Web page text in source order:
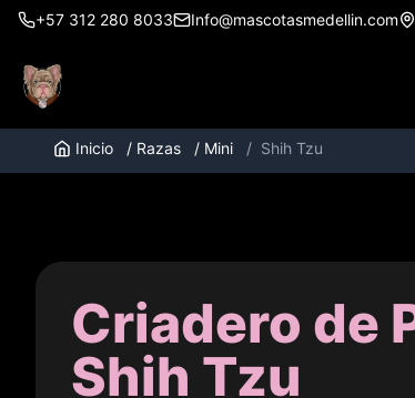
+57 312 280 8033 Info@mascotasmedellin.com
Inicio / Razas / Mini / Shih Tzu
Criadero de
Shih Tzu